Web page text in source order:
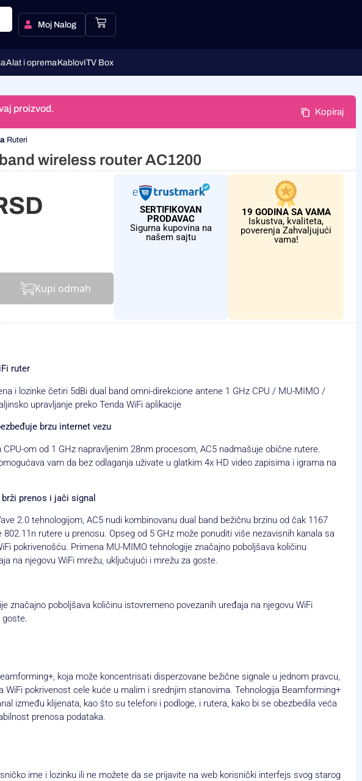
Moj Nalog
Alat i opremaKabloviTV Box
proizvod. Kopiraj
Ruteri
wireless router AC1200
Kupi odmah
SERTIFIKOVAN
PRODAVAC
Sigurna kupovina na
našem sajtu
19 GODINA SA VAMA
Iskustva, kvaliteta,
poverenja Zahvaljujući
vama!
ruter
i lozinke četiri 5dBi dual band omni-direkcione antene 1 GHz CPU / MU-MIMO /
upravljanje preko Tenda WiFi aplikacije
brzu internet vezu
om od 1 GHz napravljenim 28nm procesom, AC5 nadmašuje obične rutere.
vam da bez odlaganja uživate u glatkim 4x HD video zapisima i igrama na
prenos i jači signal
2.0 tehnologijom, AC5 nudi kombinovanu dual band bežičnu brzinu od čak 1167
rutere u prenosu. Opseg od 5 GHz može ponuditi više nezavisnih kanala sa
pokrivenošću. Primena MU-MIMO tehnologije značajno poboljšava količinu
na njegovu WiFi mrežu, uključujući i mrežu za goste.
značajno poboljšava količinu istovremeno povezanih uređaja na njegovu WiFi
goste.
koja može koncentrisati disperzovane bežične signale u jednom pravcu,
WiFi pokrivenost cele kuće u malim i srednjim stanovima. Tehnologija Beamforming+
između klijenata, kao što su telefoni i podloge, i rutera, kako bi se obezbedila veća
prenosa podataka.
ime i lozinku ili ne možete da se prijavite na web korisnički interfejs svog starog